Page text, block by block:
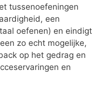
tussenoefeningen
een
oefenen) en eindigt
zo echt mogelijke,
op het gedrag en
en